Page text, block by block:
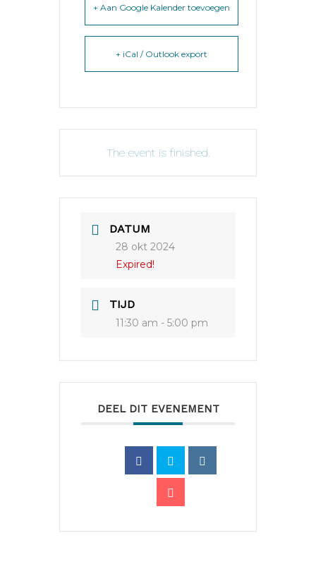
+ Aan Google Kalender toevoegen
+ iCal / Outlook export
The event is finished.
DATUM
28 okt 2024
Expired!
TIJD
11:30 am - 5:00 pm
DEEL DIT EVENEMENT